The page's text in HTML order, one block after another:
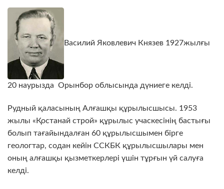
Василий Яковлевич Князев 1927жылғы
20 наурызда Орынбор облысында дүниеге келді.
Рудный қаласының Алғашқы құрылысшысы. 1953
жылы «Қостанай строй» құрылыс учаскесінің бастығы
болып тағайындалған 60 құрылысшымен бірге
геологтар, содан кейін ССКБК құрылысшылары мен
оның алғашқы қызметкерлері үшін тұрғын үй салуға
келді.